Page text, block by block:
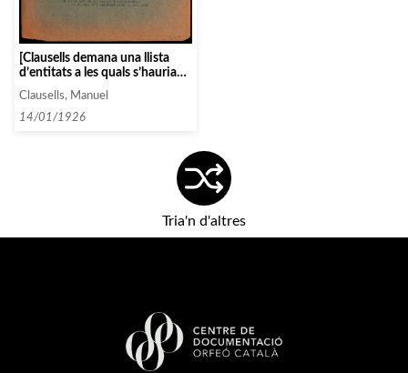
[Clausells demana una llista
d’entitats a les quals s’hauria
de convidar per tal de formar
una comissió organitzadora]
Clausells, Manuel
14/01/1926
Tria'n d'altres